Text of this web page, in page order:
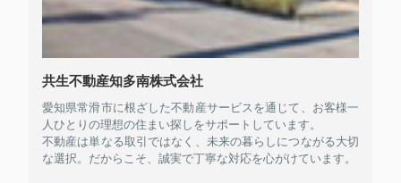
共生不動産知多南株式会社
愛知県常滑市に根ざした不動産サービスを通じて、お客様一
人ひとりの理想の住まい探しをサポートしています。
不動産は単なる取引ではなく、未来の暮らしにつながる大切
な選択。だからこそ、誠実で丁寧な対応を心がけています。